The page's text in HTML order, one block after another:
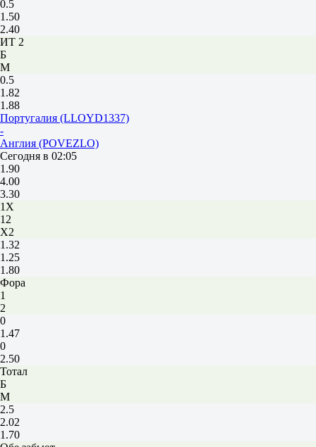
0.5
1.50
2.40
ИТ 2
Б
М
0.5
1.82
1.88
Португалия (LLOYD1337)
-
Англия (POVEZLO)
Сегодня в 02:05
1.90
4.00
3.30
1X
12
X2
1.32
1.25
1.80
Фора
1
2
0
1.47
0
2.50
Тотал
Б
М
2.5
2.02
1.70